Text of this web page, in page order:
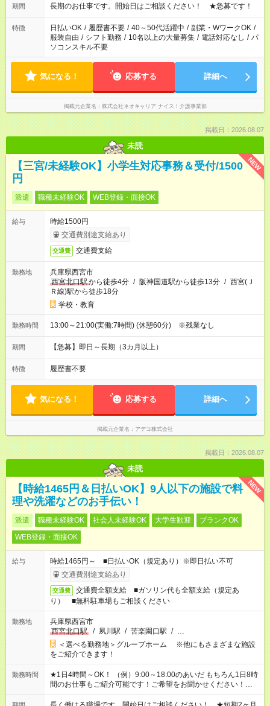
週最低15時間以上の勤務が必要です
期間 長期のお仕事です。開始日はご相談ください！ ★急募です！
特徴 日払いOK / 履歴書不要 / 40～50代活躍中 / 副業・WワークOK /
服装自由 / シフト勤務 / 10名以上の大量募集 / 電話対応なし / パ
ソコンスキル不要
気になる！ 応募する 詳細へ
掲載元企業名 株式会社ネオキャリア ナイス！介護事業部
掲載日：2026.08.07
未読
NEW
【三宮/未経験OK】小学生対応事務＆受付/1500
円
派遣 職種未経験OK WEB登録・面接OK
給与
時給1500円
交通費別途支給あり
交通費 交通費支給
勤務地
兵庫県西宮市
西宮北口駅から徒歩4分 / 阪神国道駅から徒歩13分 / 西宮(Ｊ
Ｒ線)駅から徒歩18分
学校・教育
勤務時間 13:00～21:00(実働:7時間) (休憩60分) ※残業なし
期間 【急募】即日～長期（3カ月以上）
特徴 履歴書不要
気になる！ 応募する 詳細へ
掲載元企業名 アデコ株式会社
掲載日：2026.08.07
未読
NEW
【時給1465円＆日払いOK】9人以下の施設で料
理や洗濯などのお手伝い！
派遣 職種未経験OK 社会人未経験OK 大学生歓迎
ブランクOK
WEB登録・面接OK
給与
時給1465円～ ■日払いOK（規定あり）※即日払い不可
交通費別途支給あり
交通費
交通費全額支給 ■ガソリン代も全額支給（規定あ
り） ■無料駐車場もご相談ください
勤務地
兵庫県西宮市
西宮北口駅
/ 夙川駅 / 苦楽園口駅 / …
＜選べる勤務地＞グループホーム ※他にもさまざまな施設
をご紹介できます！
勤務時間
★1日4時間～OK！ （例）9:00～18:00のあいだ もちろん1日8時
間のお仕事もご紹介可能です！ご希望をお聞かせください！★家
庭の都合でお休みが必要な場合も遠慮なくご相談ください。 ※
週最低15時間以上の勤務が必要です